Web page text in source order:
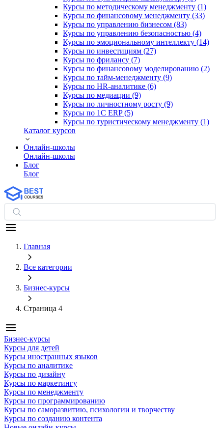
Курсы по методическому менеджменту (1)
Курсы по финансовому менеджменту (33)
Курсы по управлению бизнесом (83)
Курсы по управлению безопасностью (4)
Курсы по эмоциональному интеллекту (14)
Курсы по инвестициям (27)
Курсы по фрилансу (7)
Курсы по финансовому моделированию (2)
Курсы по тайм-менеджменту (9)
Курсы по HR-аналитике (6)
Курсы по медиации (9)
Курсы по личностному росту (9)
Курсы по 1С ERP (5)
Курсы по туристическому менеджменту (1)
Каталог курсов
Онлайн-школы
Онлайн-школы
Блог
Блог
Главная
Все категории
Бизнес-курсы
Страница 4
Бизнес-курсы
Курсы для детей
Курсы иностранных языков
Курсы по аналитике
Курсы по дизайну
Курсы по маркетингу
Курсы по менеджменту
Курсы по программированию
Курсы по саморазвитию, психологии и творчеству
Курсы по созданию контента